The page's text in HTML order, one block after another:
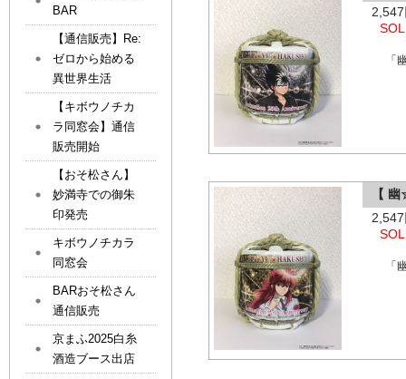
「
【
「
BAR
【通信販売】Re:
ゼロから始める
異世界生活
【キボウノチカ
ラ同窓会】通信
販売開始
【おそ松さん】
妙満寺での御朱
印発売
キボウノチカラ
同窓会
BARおそ松さん
通信販売
京まふ2025白糸
酒造ブース出店